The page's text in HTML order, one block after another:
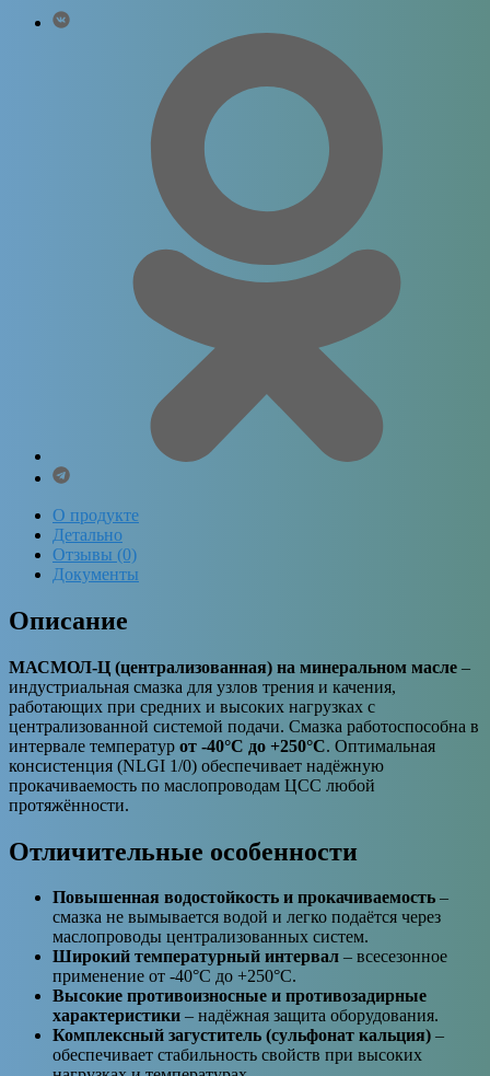
О продукте
Детально
Отзывы (0)
Документы
Описание
МАСМОЛ-Ц (централизованная) на минеральном масле –
индустриальная смазка для узлов трения и качения,
работающих при средних и высоких нагрузках с
централизованной системой подачи. Смазка работоспособна в
интервале температур от -40°C до +250°C. Оптимальная
консистенция (NLGI 1/0) обеспечивает надёжную
прокачиваемость по маслопроводам ЦСС любой
протяжённости.
Отличительные особенности
Повышенная водостойкость и прокачиваемость –
смазка не вымывается водой и легко подаётся через
маслопроводы централизованных систем.
Широкий температурный интервал – всесезонное
применение от -40°C до +250°C.
Высокие противоизносные и противозадирные
характеристики – надёжная защита оборудования.
Комплексный загуститель (сульфонат кальция) –
обеспечивает стабильность свойств при высоких